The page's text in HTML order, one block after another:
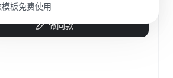
做同款
板免费使用